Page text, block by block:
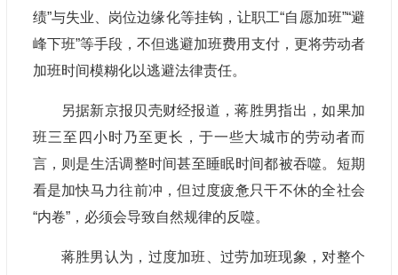
绩”与失业、岗位边缘化等挂钩，让职工“自愿加班”“避
峰下班”等手段，不但逃避加班费用支付，更将劳动者
加班时间模糊化以逃避法律责任。
另据新京报贝壳财经报道，蒋胜男指出，如果加
班三至四小时乃至更长，于一些大城市的劳动者而
言，则是生活调整时间甚至睡眠时间都被吞噬。短期
看是加快马力往前冲，但过度疲惫只干不休的全社会
“内卷”，必须会导致自然规律的反噬。
蒋胜男认为，过度加班、过劳加班现象，对整个